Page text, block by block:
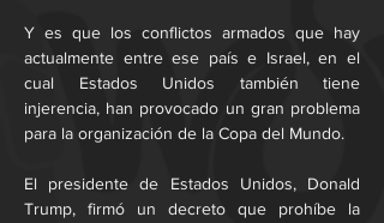
Y es que los conflictos armados que hay
actualmente entre ese país e Israel, en el
cual Estados Unidos también tiene
injerencia, han provocado un gran problema
para la organización de la Copa del Mundo.
El presidente de Estados Unidos, Donald
Trump, firmó un decreto que prohíbe la